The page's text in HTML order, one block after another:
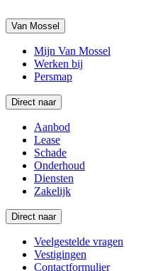
Van Mossel
Mijn Van Mossel
Werken bij
Persmap
Direct naar
Aanbod
Lease
Schade
Onderhoud
Diensten
Zakelijk
Direct naar
Veelgestelde vragen
Vestigingen
Contactformulier